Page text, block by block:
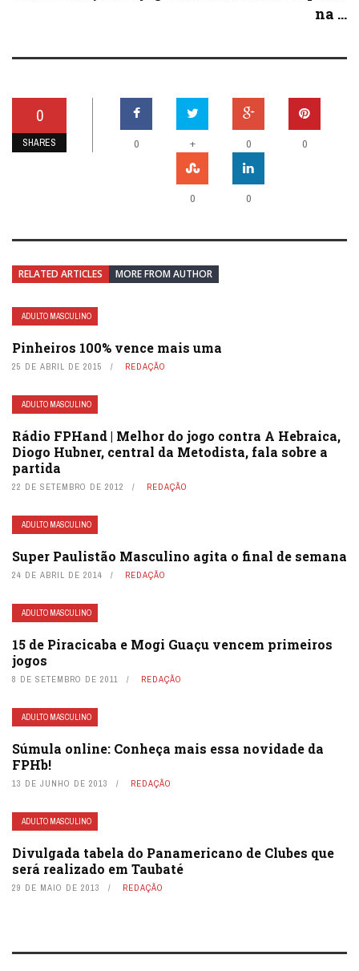
na ...
0
SHARES 0 + 0 0
0 0
RELATED ARTICLES MORE FROM AUTHOR
ADULTO MASCULINO
Pinheiros 100% vence mais uma
25 DE ABRIL DE 2015 REDAÇÃO
ADULTO MASCULINO
Rádio FPHand | Melhor do jogo contra A Hebraica,
Diogo Hubner, central da Metodista, fala sobre a
partida
22 DE SETEMBRO DE 2012 REDAÇÃO
ADULTO MASCULINO
Super Paulistão Masculino agita o final de semana
24 DE ABRIL DE 2014 REDAÇÃO
ADULTO MASCULINO
15 de Piracicaba e Mogi Guaçu vencem primeiros
jogos
8 DE SETEMBRO DE 2011 REDAÇÃO
ADULTO MASCULINO
Súmula online: Conheça mais essa novidade da
FPHb!
13 DE JUNHO DE 2013 REDAÇÃO
ADULTO MASCULINO
Divulgada tabela do Panamericano de Clubes que
será realizado em Taubaté
29 DE MAIO DE 2013 REDAÇÃO